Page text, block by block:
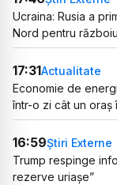
Ucraina: Rusia a
Nord pentru
17:31Actualitate
Economie de
într-o zi cât un oraș
16:59Știri Externe
Trump respinge
rezerve uriașe”